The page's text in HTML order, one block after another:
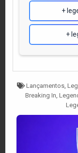
+
+
Tagged
Lançamentos,
Breaking In